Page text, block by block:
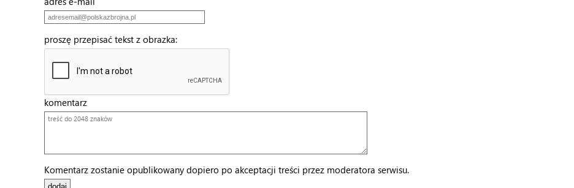
proszę przepisać tekst z obrazka:
komentarz
Komentarz zostanie opublikowany dopiero po akceptacji treści przez moderatora serwisu.